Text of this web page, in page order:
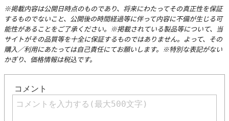
※掲載内容は公開日時点のものであり、将来にわたってその真正性を保証
するものでないこと、公開後の時間経過等に伴って内容に不備が生じる可
能性があることをご了承ください。※掲載されている製品等について、当
サイトがその品質等を十全に保証するものではありません。よって、その
購入／利用にあたっては自己責任にてお願いします。※特別な表記がない
かぎり、価格情報は税込です。